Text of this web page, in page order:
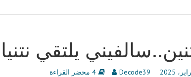
يلتقي
Decode39 4 محضر القراءة